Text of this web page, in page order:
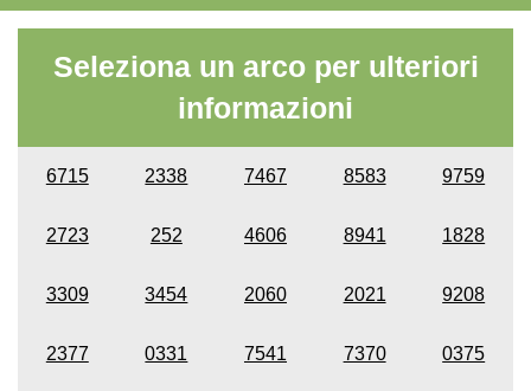
Seleziona un arco per ulteriori
informazioni
6715 2338 7467 8583 9759
2723 252 4606 8941 1828
3309 3454 2060 2021 9208
2377 0331 7541 7370 0375